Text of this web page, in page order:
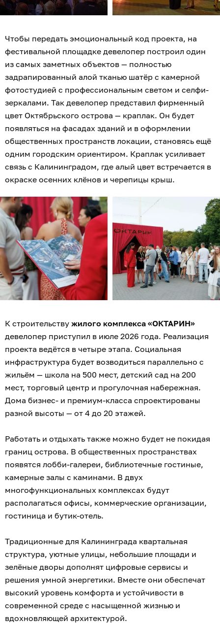
Чтобы передать эмоциональный код проекта, на
фестивальной площадке девелопер построил один
из самых заметных объектов — полностью
задрапированный алой тканью шатёр с камерной
фотостудией с профессиональным светом и селфи-
зеркалами. Так девелопер представил фирменный
цвет Октябрьского острова — краплак. Он будет
появляться на фасадах зданий и в оформлении
общественных пространств локации, становясь ещё
одним городским ориентиром. Краплак усиливает
связь с Калининградом, где алый цвет встречается в
окраске осенних клёнов и черепицы крыш.
К строительству жилого комплекса «ОКТАРИН»
девелопер приступил в июле 2026 года. Реализация
проекта ведётся в четыре этапа. Социальная
инфраструктура будет возводиться параллельно с
жильём — школа на 500 мест, детский сад на 200
мест, торговый центр и прогулочная набережная.
Дома бизнес- и премиум-класса спроектированы
разной высоты — от 4 до 20 этажей.
Работать и отдыхать также можно будет не покидая
границ острова. В общественных пространствах
появятся лобби-галереи, библиотечные гостиные,
камерные залы с каминами. В двух
многофункциональных комплексах будут
располагаться офисы, коммерческие организации,
гостиница и бутик-отель.
Традиционные для Калининграда квартальная
структура, уютные улицы, небольшие площади и
зелёные дворы дополнят цифровые сервисы и
решения умной энергетики. Вместе они обеспечат
высокий уровень комфорта и устойчивости в
современной среде с насыщенной жизнью и
вдохновляющей архитектурой.